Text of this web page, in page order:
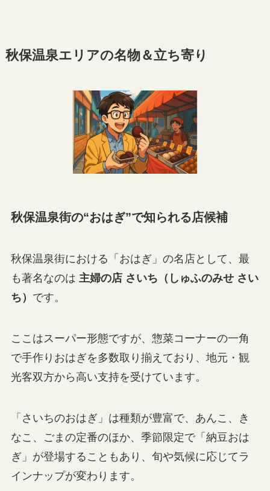
秋保温泉エリアの名物＆立ち寄り
秋保温泉街の“おはぎ”で知られる店候補
秋保温泉街における「おはぎ」の名店として、最
も著名なのは 主婦の店 さいち（しゅふのみせ さい
ち） です。
ここはスーパー形態ですが、惣菜コーナーの一角
で手作りおはぎを多数取り揃えており、地元・観
光客双方から高い支持を受けています。
「さいちのおはぎ」は種類が豊富で、あんこ、き
なこ、ごまの定番のほか、季節限定で「納豆おは
ぎ」が登場することもあり、旬や気候に応じてラ
インナップが変わります。